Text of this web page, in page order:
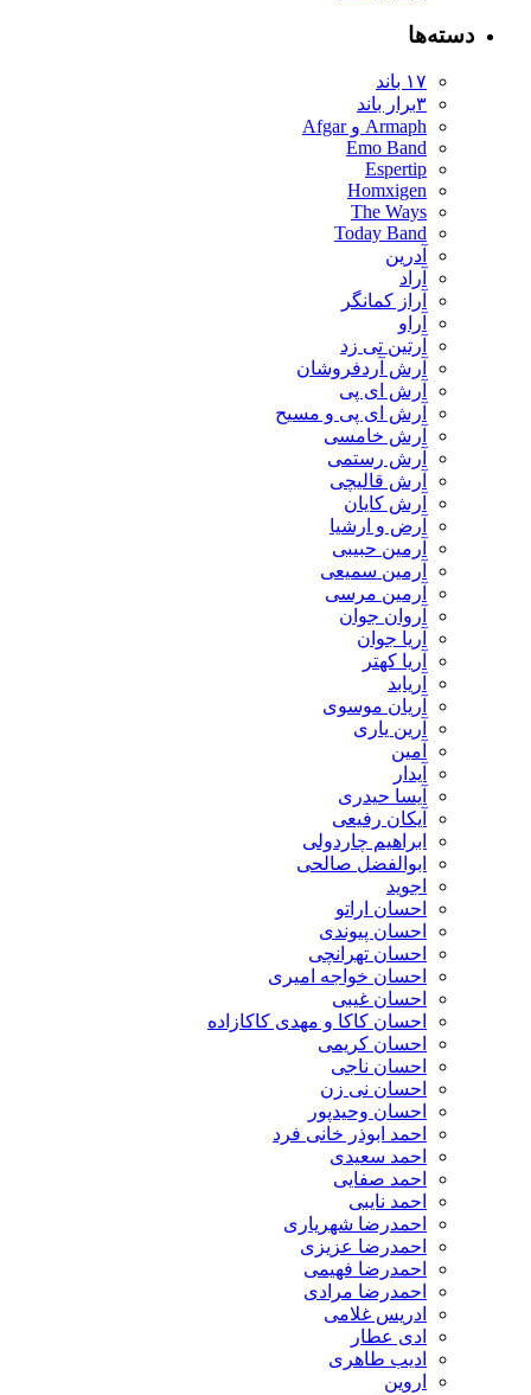
دسته‌ها
۱۷ باند
۳برار باند
Armaph و Afgar
Emo Band
Espertip
Homxigen
The Ways
Today Band
آدرین
آراد
آراز کمانگر
آراو
آرتین تی زد
آرش آردفروشان
آرش ای پی
آرش ای پی و مسیح
آرش خامسی
آرش رستمی
آرش قالیچی
آرش کایان
​آرض و ارشیا
آرمین حبیبی
آرمین سمیعی
آرمین مرسی
آروان جوان
آریا جوان
آریا کهتر
آریابد
آریان موسوی
آرین یاری
آمین
آیدار
آیسا حیدری
آیکان رفیعی
ابراهیم چاردولی
ابوالفضل صالحی
اجوید
احسان اراتو
احسان پیوندی
احسان تهرانچی
احسان خواجه امیری
احسان غیبی
احسان کاکا و مهدی کاکازاده
احسان کریمی
احسان ناجی
احسان نی زن
احسان وحیدپور
احمد ابوذر خانی فرد
احمد سعیدی
احمد صفایی
احمد نایبی
احمدرضا شهریاری
احمدرضا عزیزی
احمدرضا فهیمی
احمدرضا مرادی
ادریس غلامی
ادی عطار
ادیب طاهری
اروین